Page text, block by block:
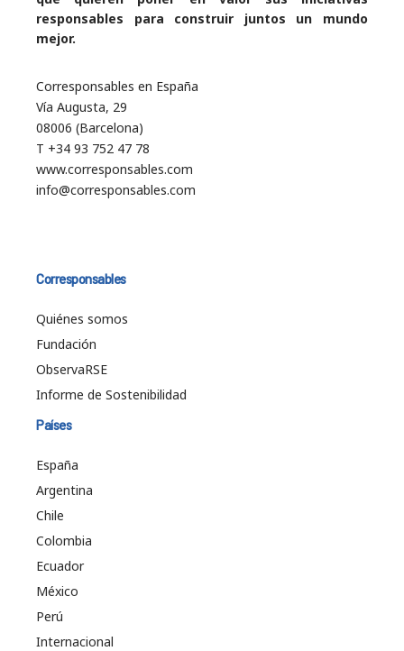
responsables para construir juntos un mundo
mejor.
Corresponsables en España
Vía Augusta, 29
08006 (Barcelona)
T +34 93 752 47 78
www.corresponsables.com
info@corresponsables.com
Corresponsables
Quiénes somos
Fundación
ObservaRSE
Informe de Sostenibilidad
Países
España
Argentina
Chile
Colombia
Ecuador
México
Perú
Internacional